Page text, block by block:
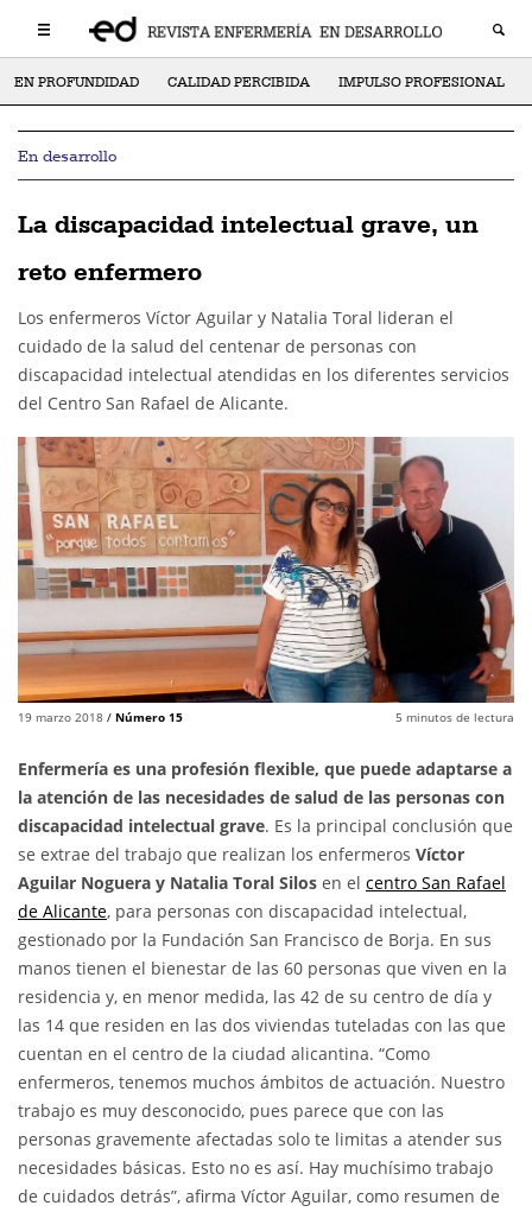
EN PROFUNDIDAD CALIDAD PERCIBIDA IMPULSO PROFESIONAL
En desarrollo
La discapacidad intelectual grave, un
reto enfermero
Los enfermeros Víctor Aguilar y Natalia Toral lideran el
cuidado de la salud del centenar de personas con
discapacidad intelectual atendidas en los diferentes servicios
del Centro San Rafael de Alicante.
19 marzo 2018 / Número 15 5 minutos de lectura
Enfermería es una profesión flexible, que puede adaptarse a
la atención de las necesidades de salud de las personas con
discapacidad intelectual grave. Es la principal conclusión que
se extrae del trabajo que realizan los enfermeros Víctor
Aguilar Noguera y Natalia Toral Silos en el centro San Rafael
de Alicante, para personas con discapacidad intelectual,
gestionado por la Fundación San Francisco de Borja. En sus
manos tienen el bienestar de las 60 personas que viven en la
residencia y, en menor medida, las 42 de su centro de día y
las 14 que residen en las dos viviendas tuteladas con las que
cuentan en el centro de la ciudad alicantina. “Como
enfermeros, tenemos muchos ámbitos de actuación. Nuestro
trabajo es muy desconocido, pues parece que con las
personas gravemente afectadas solo te limitas a atender sus
necesidades básicas. Esto no es así. Hay muchísimo trabajo
de cuidados detrás”, afirma Víctor Aguilar, como resumen de